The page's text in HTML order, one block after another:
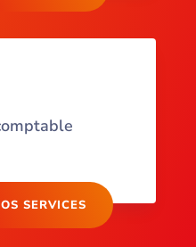
SERVICES